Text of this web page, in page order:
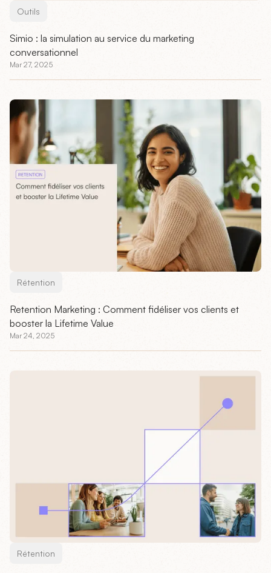
Outils
Simio : la simulation au service du marketing
conversationnel
Mar 27, 2025
Rétention
Retention Marketing : Comment fidéliser vos clients et
booster la Lifetime Value
Mar 24, 2025
Rétention